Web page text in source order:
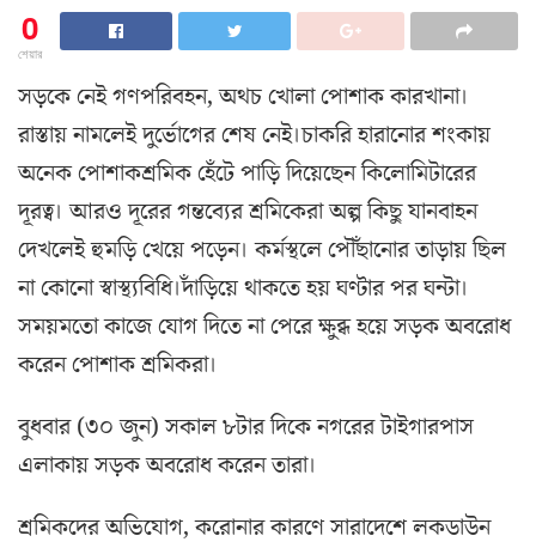
0
শেয়ার
সড়কে নেই গণপরিবহন, অথচ খোলা পোশাক কারখানা।
রাস্তায় নামলেই দুর্ভোগের শেষ নেই।চাকরি হারানোর শংকায়
অনেক পোশাকশ্রমিক হেঁটে পাড়ি দিয়েছেন কিলোমিটারের
দূরত্ব। আরও দূরের গন্তব্যের শ্রমিকেরা অল্প কিছু যানবাহন
দেখলেই হুমড়ি খেয়ে পড়েন। কর্মস্থলে পৌঁছানোর তাড়ায় ছিল
না কোনো স্বাস্থ্যবিধি।দাঁড়িয়ে থাকতে হয় ঘণ্টার পর ঘন্টা।
সময়মতো কাজে যোগ দিতে না পেরে ক্ষুব্ধ হয়ে সড়ক অবরোধ
করেন পোশাক শ্রমিকরা।
বুধবার (৩০ জুন) সকাল ৮টার দিকে নগরের টাইগারপাস
এলাকায় সড়ক অবরোধ করেন তারা।
শ্রমিকদের অভিযোগ, করোনার কারণে সারাদেশে লকডাউন